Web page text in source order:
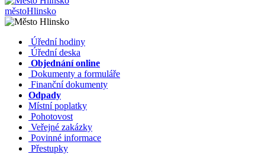
městoHlinsko
Úřední hodiny
Úřední deska
Objednání online
Dokumenty a formuláře
Finanční dokumenty
Odpady
Místní poplatky
Pohotovost
Veřejné zakázky
Povinné informace
Přestupky